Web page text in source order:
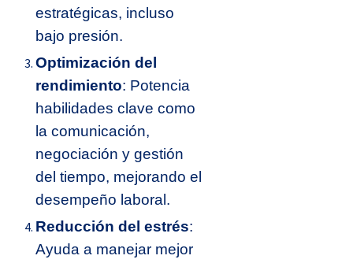
estratégicas, incluso
bajo presión.
Optimización del
rendimiento: Potencia
habilidades clave como
la comunicación,
negociación y gestión
del tiempo, mejorando el
desempeño laboral.
Reducción del estrés:
Ayuda a manejar mejor